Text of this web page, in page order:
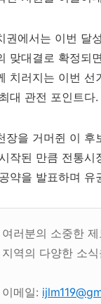
권에서는 이번 달
맞대결로 확정되
치러지는 이번 선
대 관전 포인트다.
장을 거머쥔 이 후
작된 만큼 전통시
약을 발표하며 유
여러분의 소중한
지역의 다양한 소
이메일: